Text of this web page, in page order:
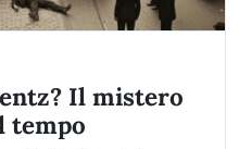
Il mistero
tempo